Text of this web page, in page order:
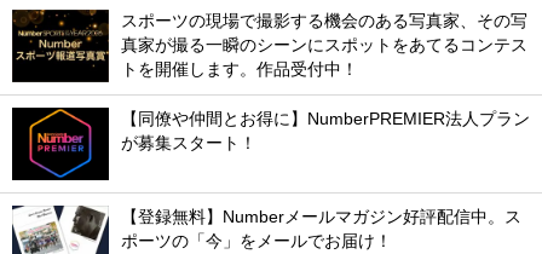
スポーツの現場で撮影する機会のある写真家、その写
真家が撮る一瞬のシーンにスポットをあてるコンテス
トを開催します。作品受付中！
【同僚や仲間とお得に】NumberPREMIER法人プラン
が募集スタート！
【登録無料】Numberメールマガジン好評配信中。ス
ポーツの「今」をメールでお届け！